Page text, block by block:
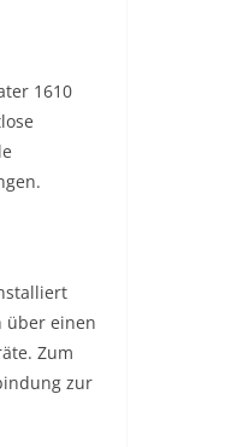
1610
über einen
Zum
zur